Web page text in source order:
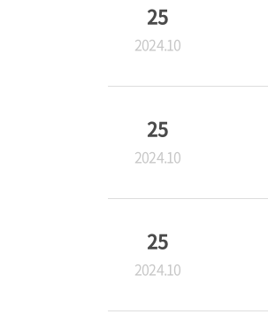
25
2024.10
25
2024.10
25
2024.10